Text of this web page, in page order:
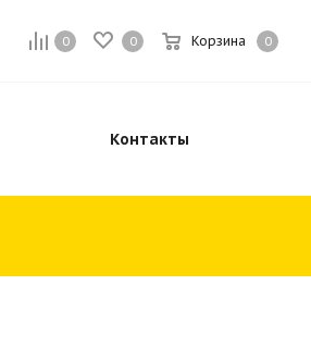
0 0 Корзина 0
Контакты